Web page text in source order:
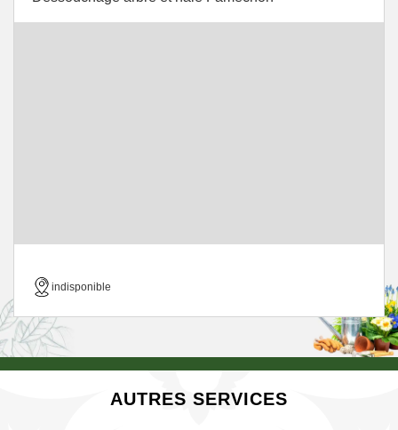
indisponible
AUTRES SERVICES